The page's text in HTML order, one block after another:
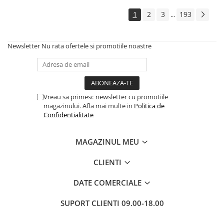
1 2 3 ... 193
Newsletter Nu rata ofertele si promotiile noastre
Vreau sa primesc newsletter cu promotiile
magazinului. Afla mai multe in Politica de
Confidentialitate
MAGAZINUL MEU
CLIENTI
DATE COMERCIALE
SUPORT CLIENTI 09.00-18.00